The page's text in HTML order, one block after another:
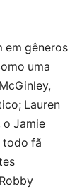
em gêneros
uma
Lauren
o Jamie
todo fã